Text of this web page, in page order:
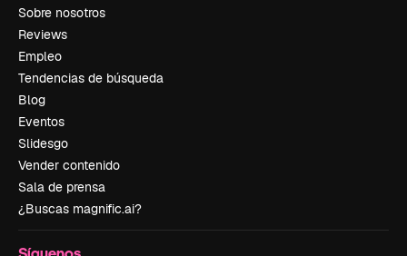
Sobre nosotros
Reviews
Empleo
Tendencias de búsqueda
Blog
Eventos
Slidesgo
Vender contenido
Sala de prensa
¿Buscas magnific.ai?